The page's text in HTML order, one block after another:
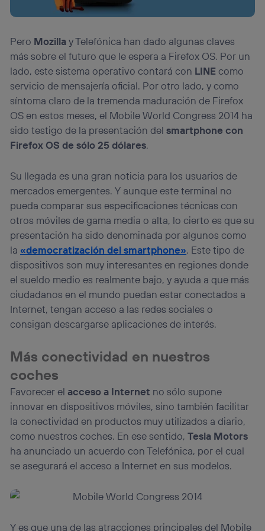
Pero Mozillay Telefónica han dado algunas claves
más sobre el futuro que le espera a Firefox OS. Por un
lado, este sistema operativo contará con LINEcomo
servicio de mensajería oficial. Por otro lado, y como
síntoma claro de la tremenda maduración de Firefox
OS en estos meses, el Mobile World Congress 2014 ha
sido testigo de la presentación delsmartphone con
Firefox OS de sólo 25 dólares.
Su llegada es una gran noticia para los usuarios de
mercados emergentes. Y aunque este terminal no
pueda comparar sus especificaciones técnicas con
otros móviles de gama media o alta, lo cierto es que su
presentación ha sido denominada por algunos como
la«democratización del smartphone». Este tipo de
dispositivos son muy interesantes en regiones donde
el sueldo medio es realmente bajo, y ayuda a que más
ciudadanos en el mundo puedan estar conectados a
Internet, tengan acceso a las redes sociales o
consigan descargarse aplicaciones de interés.
Más conectividad en nuestros
coches
Favorecer el acceso a Internet no sólo supone
innovar en dispositivos móviles, sino también facilitar
la conectividad en productos muy utilizados a diario,
como nuestros coches. En ese sentido,Tesla Motors
ha anunciado un acuerdo con Telefónica, por el cual
se asegurará el acceso a Internet en sus modelos.
Y es que una de las atracciones principales del Mobile
Este identificador se asigna a la conexión de internet, por
lo que cualquier persona que conecte su dispositivo y
identificador. Típicamente:
Si utilizas unaconexión de banda ancha(p. ej., Wi-Fi),
el marketing o análisis se realizará en función de las
actividades de navegación de los miembros del hogar
que hayan dado su consentimiento.
Si utilizasdatos móviles, el marketing será más
personalizado, ya que se basará únicamente en la
navegación del usuario del móvil.
Puedes gestionar los consentimientos Utiq seleccionando
(“consenthub”). Para más información, consulta
la política de privacidad de Utiq.